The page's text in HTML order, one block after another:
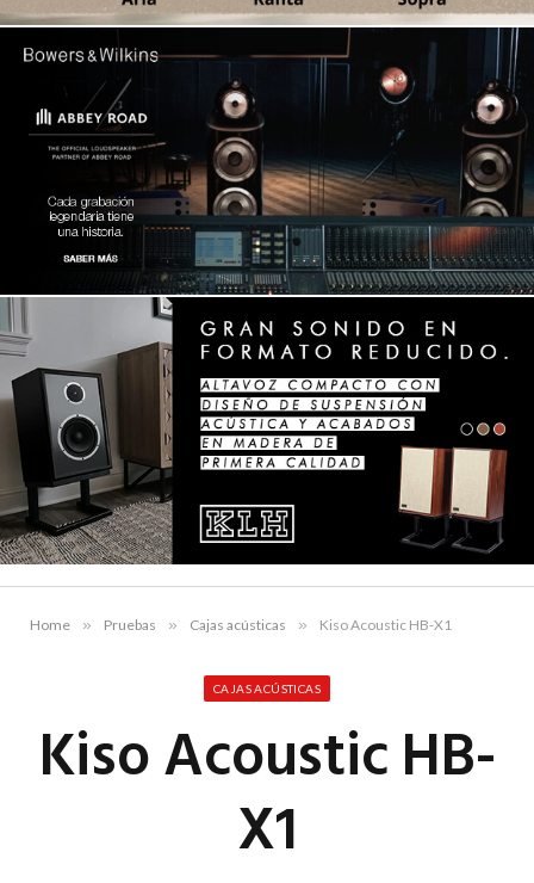
Home » Pruebas » Cajas acústicas » Kiso Acoustic HB-X1
CAJAS ACÚSTICAS
Kiso Acoustic HB-
X1